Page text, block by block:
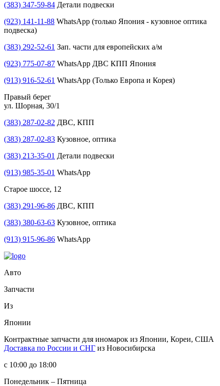
(383) 347-59-84 Детали подвески
(923) 141-11-88 WhatsApp (только Япония - кузовное оптика
подвеска)
(383) 292-52-61 Зап. части для европейских а/м
(923) 775-07-87 WhatsApp ДВС КПП Япония
(913) 916-52-61 WhatsApp (Только Европа и Корея)
Правый берег
ул. Шорная, 30/1
(383) 287-02-82 ДВС, КПП
(383) 287-02-83 Кузовное, оптика
(383) 213-35-01 Детали подвески
(913) 985-35-01 WhatsApp
Старое шоссе, 12
(383) 291-96-86 ДВС, КПП
(383) 380-63-63 Кузовное, оптика
(913) 915-96-86 WhatsApp
Авто
Запчасти
Из
Японии
Контрактные запчасти для иномарок из Японии, Кореи, США
Доставка по России и СНГ из Новосибирска
с 10:00 до 18:00
Понедельник – Пятница